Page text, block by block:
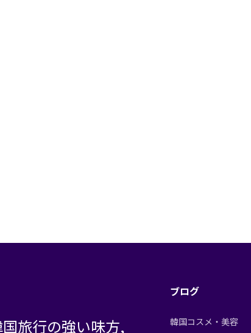
旅行の強い味方,
ブログ
韓国コスメ・美容